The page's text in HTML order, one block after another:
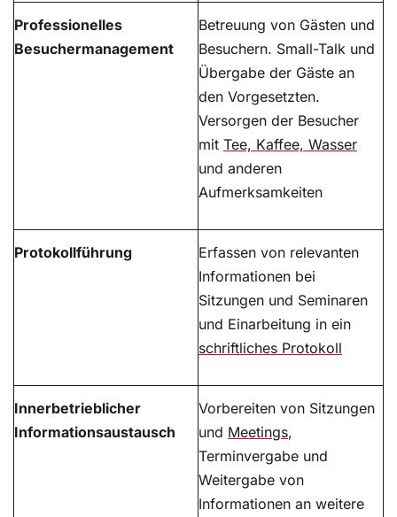
Professionelles
Besuchermanagement
Betreuung von Gästen und
Besuchern. Small-Talk und
Übergabe der Gäste an
den Vorgesetzten.
Versorgen der Besucher
mit Tee, Kaffee, Wasser
und anderen
Aufmerksamkeiten
Protokollführung
Erfassen von relevanten
Informationen bei
Sitzungen und Seminaren
und Einarbeitung in ein
schriftliches Protokoll
Innerbetrieblicher
Informationsaustausch
Vorbereiten von Sitzungen
und Meetings,
Terminvergabe und
Weitergabe von
Informationen an weitere